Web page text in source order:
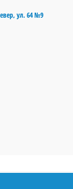
ул. 64 №9